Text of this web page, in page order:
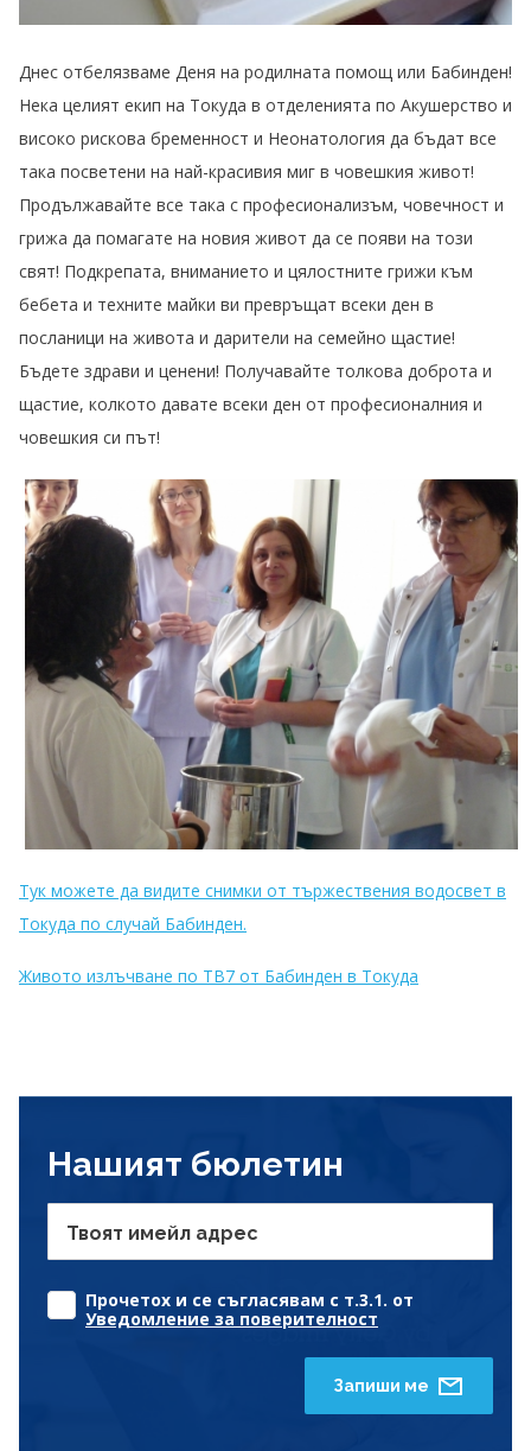
Днес отбелязваме Деня на родилната помощ или Бабинден!
Нека целият екип на Токуда в отделенията по Акушерство и
високо рискова бременност и Неонатология да бъдат все
така посветени на най-красивия миг в човешкия живот!
Продължавайте все така с професионализъм, човечност и
грижа да помагате на новия живот да се появи на този
свят! Подкрепата, вниманието и цялостните грижи към
бебета и техните майки ви превръщат всеки ден в
посланици на живота и дарители на семейно щастие!
Бъдете здрави и ценени! Получавайте толкова доброта и
щастие, колкото давате всеки ден от професионалния и
човешкия си път!
Тук можете да видите снимки от тържествения водосвет в
Токуда по случай Бабинден.
Живото излъчване по ТВ7 от Бабинден в Токуда
Нашият бюлетин
Твоят имейл адрес
Прочетох и се съгласявам с т.3.1. от
Уведомление за поверителност
Запиши ме